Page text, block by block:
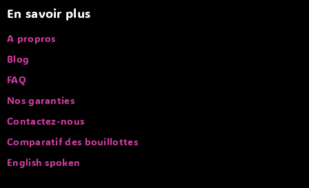
En savoir plus
A propros
Blog
FAQ
Nos garanties
Contactez-nous
Comparatif des bouillottes
English spoken